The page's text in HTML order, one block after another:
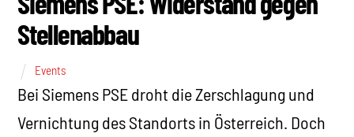
Stellenabbau
Events
Bei Siemens PSE droht die Zerschlagung und
Vernichtung des Standorts in Österreich. Doch